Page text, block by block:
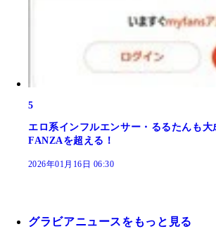
5
エロ系インフルエンサー・るるたんも
FANZAを超える！
2026年01月16日 06:30
グラビアニュースをもっと見る